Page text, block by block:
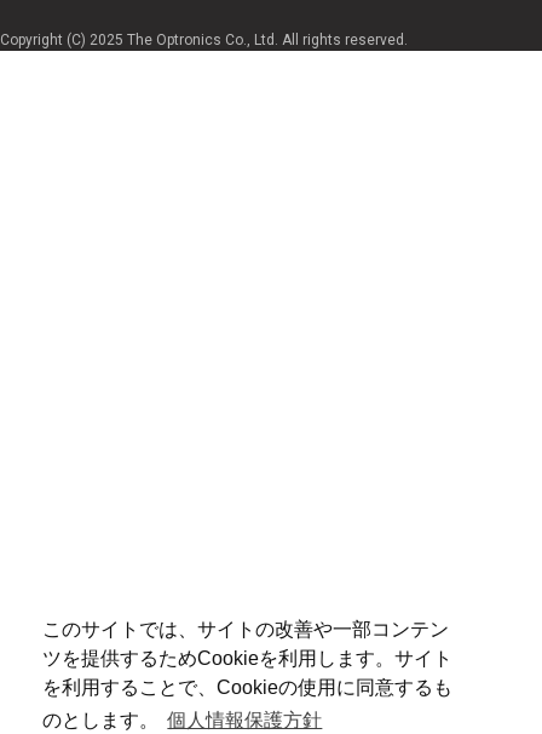
このサイトでは、サイトの改善や一部コンテン
ツを提供するためCookieを利用します。サイト
を利用することで、Cookieの使用に同意するも
のとします。
個人情報保護方針
Copyright (C) 2025 The Optronics Co., Ltd. All rights reserved.